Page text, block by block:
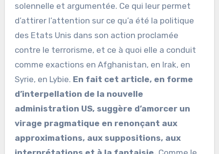
solennelle et argumentée. Ce qui leur permet
d’attirer l’attention sur ce qu’a été la politique
des Etats Unis dans son action proclamée
contre le terrorisme, et ce à quoi elle a conduit
comme exactions en Afghanistan, en Irak, en
Syrie, en Lybie. En fait cet article, en forme
d’interpellation de la nouvelle
administration US, suggère d’amorcer un
virage pragmatique en renonçant aux
approximations, aux suppositions, aux